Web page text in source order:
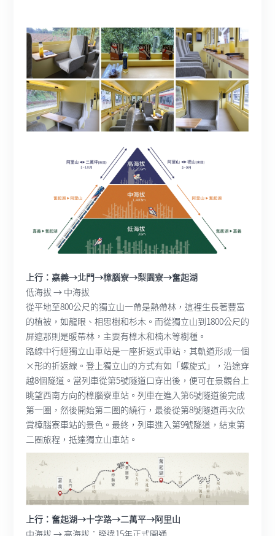
上行：嘉義→北門→樟腦寮→梨園寮→奮起湖
低海拔 → 中海拔
從平地至800公尺的獨立山一帶是熱帶林，這裡生長著豐富
的植被，如龍眼、相思樹和杉木。而從獨立山到1800公尺的
屏遮那則是暖帶林，主要有樟木和楠木等樹種。
路線中行經獨立山車站是一座折返式車站，其軌道形成一個
×形的折返線。登上獨立山的方式有如「螺旋式」，沿途穿
越8個隧道。當列車從第5號隧道口穿出後，便可在景觀台上
眺望西南方向的樟腦寮車站。列車在進入第6號隧道後完成
第一圈，然後開始第二圈的繞行，最後從第8號隧道再次欣
賞樟腦寮車站的景色。最終，列車進入第9號隧道，結束第
二圈旅程，抵達獨立山車站。
上行：奮起湖→十字路→二萬平→阿里山